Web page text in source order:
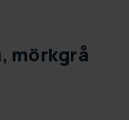
mörkgrå